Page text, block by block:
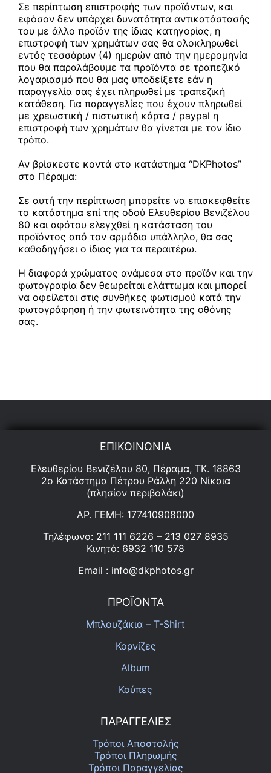
Σε περίπτωση επιστροφής των προϊόντων, και
εφόσον δεν υπάρχει δυνατότητα αντικατάστασής
του με άλλο προϊόν της ίδιας κατηγορίας, η
επιστροφή των χρημάτων σας θα ολοκληρωθεί
εντός τεσσάρων (4) ημερών από την ημερομηνία
που θα παραλάβουμε τα προϊόντα σε τραπεζικό
λογαριασμό που θα μας υποδείξετε εάν η
παραγγελία σας έχει πληρωθεί με τραπεζική
κατάθεση. Για παραγγελίες που έχουν πληρωθεί
με χρεωστική / πιστωτική κάρτα / paypal η
επιστροφή των χρημάτων θα γίνεται με τον ίδιο
τρόπο.
Αν βρίσκεστε κοντά στο κατάστημα “DKPhotos”
στo Πέραμα:
Σε αυτή την περίπτωση μπορείτε να επισκεφθείτε
το κατάστημα επί της οδού Ελευθερίου Βενιζέλου
80 και αφότου ελεγχθεί η κατάσταση του
προϊόντος από τον αρμόδιο υπάλληλο, θα σας
καθοδηγήσει ο ίδιος για τα περαιτέρω.
Η διαφορά χρώματος ανάμεσα στο προϊόν και την
φωτογραφία δεν θεωρείται ελάττωμα και μπορεί
να οφείλεται στις συνθήκες φωτισμού κατά την
φωτογράφηση ή την φωτεινότητα της οθόνης
σας.
ΕΠΙΚΟΙΝΩΝΙΑ
Ελευθερίου Βενιζέλου 80, Πέραμα, ΤΚ. 18863
2ο Κατάστημα Πέτρου Ράλλη 220 Νίκαια
(πλησίον περιβολάκι)
ΑΡ. ΓΕΜΗ: 177410908000
Τηλέφωνο: 211 111 6226 – 213 027 8935
Κινητό: 6932 110 578
Email : info@dkphotos.gr
ΠΡΟΪΟΝΤΑ
Μπλουζάκια – T-Shirt
Κορνίζες
Album
Κούπες
ΠΑΡΑΓΓΕΛΙΕΣ
Τρόποι Αποστολής
Τρόποι Πληρωμής
Τρόποι Παραγγελίας